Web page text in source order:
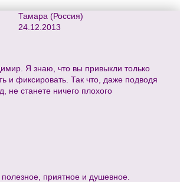
Тамара (Россия)
24.12.2013
Я знаю, что вы привыкли только
и фиксировать. Так что, даже подводя
не станете ничего плохого
приятное и душевное.